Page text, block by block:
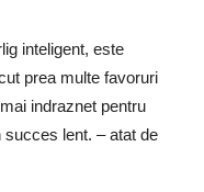
inteligent, este
prea multe favoruri
indraznet pentru
lent. – atat de